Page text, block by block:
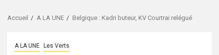
Accueil A LA UNE Belgique : Kadri buteur, KV Courtrai relégué
A LA UNE Les Verts